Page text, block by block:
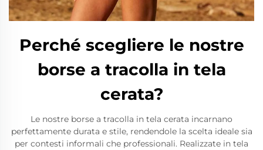
Perché scegliere le nostre
borse a tracolla in tela
cerata?
Le nostre borse a tracolla in tela cerata incarnano
perfettamente durata e stile, rendendole la scelta ideale sia
per contesti informali che professionali. Realizzate in tela